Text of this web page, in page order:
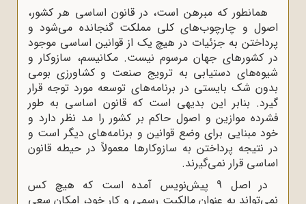
همانطور که مبرهن است، در قانون اساسی هر کشور،
اصول و چارچوب‌های کلی مملکت گنجانده می‌شود و
پرداختن به جزئیات در هیچ ‌یک از قوانین اساسی موجود
در کشورهای جهان مرسوم نیست. مکانیسم، سازوکار و
شیوه‌های دستیابی به ترویج صنعت و کشاورزی بومی
بدون شک بایستی در برنامه‌های توسعه مورد توجه قرار
گیرد. بنابر این بدیهی است که قانون اساسی به‌ طور
فشرده موازین و اصول حاکم بر کشور را مد نظر دارد و
خود مبنایی برای وضع قوانین و برنامه‌های دیگر است و
در نتیجه پرداختن به سازوکارها معمولاً در حیطه قانون
اساسی قرار نمی‌گیرند.
در اصل 9 پیش‌نویس آمده است که هیچ کس
نمی‌تواند به‌ عنوان مالکیت رسمی و کار خود، امکان سعی